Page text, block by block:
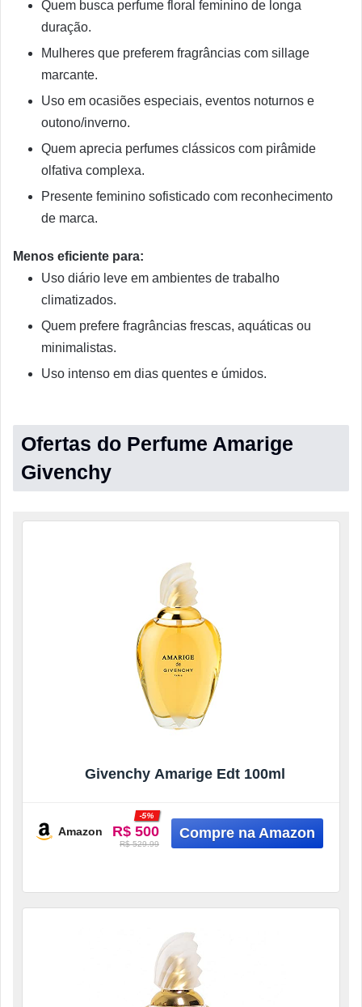
Quem busca perfume floral feminino de longa
duração.
Mulheres que preferem fragrâncias com sillage
marcante.
Uso em ocasiões especiais, eventos noturnos e
outono/inverno.
Quem aprecia perfumes clássicos com pirâmide
olfativa complexa.
Presente feminino sofisticado com reconhecimento
de marca.
Menos eficiente para:
Uso diário leve em ambientes de trabalho
climatizados.
Quem prefere fragrâncias frescas, aquáticas ou
minimalistas.
Uso intenso em dias quentes e úmidos.
Ofertas do Perfume Amarige
Givenchy
Givenchy Amarige Edt 100ml
Amazon R$ 500
-5%
R$ 529.99